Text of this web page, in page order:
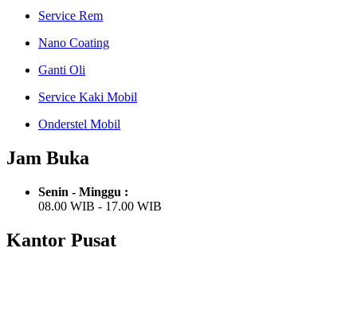
Service Rem
Nano Coating
Ganti Oli
Service Kaki Mobil
Onderstel Mobil
Jam Buka
Senin - Minggu :
08.00 WIB - 17.00 WIB
Kantor Pusat